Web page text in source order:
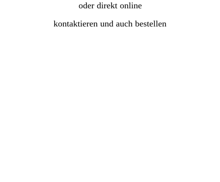
oder direkt online
kontaktieren und auch bestellen